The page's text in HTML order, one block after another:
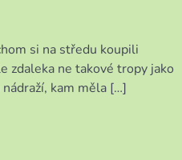
si na středu koupili
zdaleka ne takové tropy jako
kam měla […]